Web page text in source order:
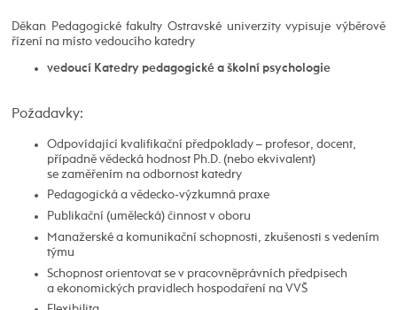
Děkan Pedagogické fakulty Ostravské univerzity vypisuje výběrově
řízení na místo vedoucího katedry
vedoucí Katedry pedagogické a školní psychologie
Požadavky:
Odpovídající kvalifikační předpoklady – profesor, docent,
případně vědecká hodnost Ph.D. (nebo ekvivalent)
se zaměřením na odbornost katedry
Pedagogická a vědecko-výzkumná praxe
Publikační (umělecká) činnost v oboru
Manažerské a komunikační schopnosti, zkušenosti s vedením
týmu
Schopnost orientovat se v pracovněprávních předpisech
a ekonomických pravidlech hospodaření na VVŠ